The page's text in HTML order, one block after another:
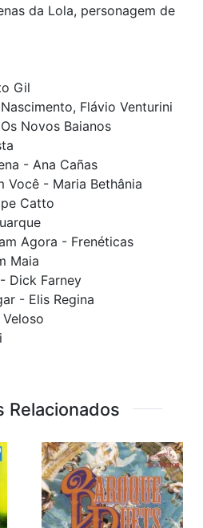
da Lola, personagem de
Gil
Flávio Venturini
Novos Baianos
- Ana Cañas
Você - Maria Bethânia
Catto
Agora - Frenéticas
Maia
Dick Farney
- Elis Regina
Relacionados